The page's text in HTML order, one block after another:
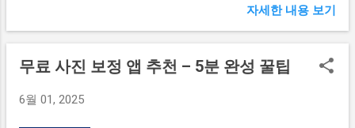
앱이 더 빠르게 작동하도록 돕는 임시파일이
지만, 장기간 누적되면 스마트폰 성능 저하와
따라 한 번만 삭제해도 공간이 눈에 띄게 확
으로 안내드립니다. 📌 카카오톡 자동 백업
이유 백업 전 확인해야 할 필수 설정 대화 백
업 방법 (안드로이드 & 아이폰) 새 기기에서
자세한 내용 보기
무료 사진 보정 앱 추천 – 5분 완성 꿀팁
6월 01, 2025